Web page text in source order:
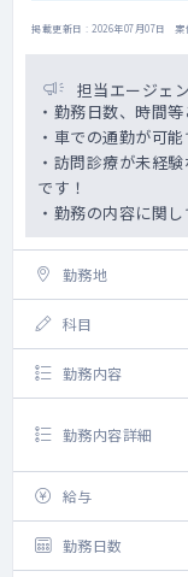
掲載更新日 : 2026年07月07日 案
担当エージェ
・勤務日数、時間
・車での通勤が可能
・訪問診療が未経
です！
・勤務の内容に関
勤務地
科目
勤務内容
勤務内容詳細
給与
勤務日数